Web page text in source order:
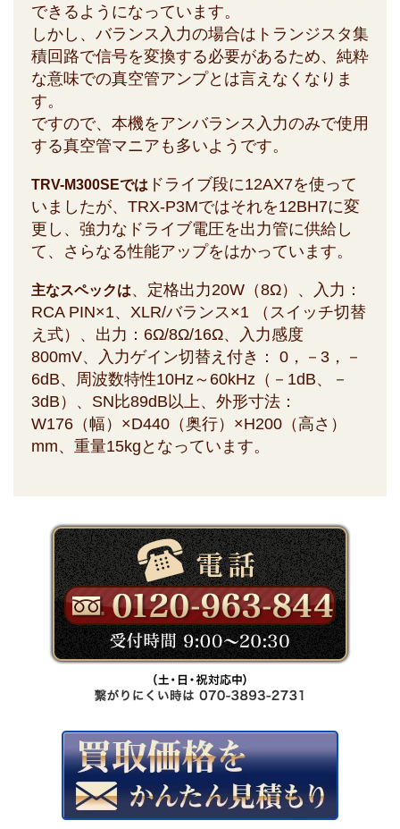
できるようになっています。
しかし、バランス入力の場合はトランジスタ集
積回路で信号を変換する必要があるため、純粋
な意味での真空管アンプとは言えなくなりま
す。
ですので、本機をアンバランス入力のみで使用
する真空管マニアも多いようです。
TRV-M300SEでは ドライブ段に12AX7を使って
いましたが、TRX-P3Mではそれを12BH7に変
更し、強力なドライブ電圧を出力管に供給し
て、さらなる性能アップをはかっています。
主なスペックは、定格出力20W（8Ω）、入力：
RCA PIN×1、XLR/バランス×1 （スイッチ切替
え式）、出力：6Ω/8Ω/16Ω、入力感度
800mV、入力ゲイン切替え付き： 0，－3，－
6dB、周波数特性10Hz～60kHz（－1dB、－
3dB）、SN比89dB以上、外形寸法：
W176（幅）×D440（奥行）×H200（高さ）
mm、重量15kgとなっています。